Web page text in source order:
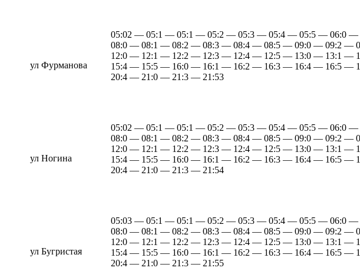
ул Фурманова
05:02 — 05:1 — 05:1 — 05:2 — 05:3 — 05:4 — 05:5 — 06:0
08:0 — 08:1 — 08:2 — 08:3 — 08:4 — 08:5 — 09:0 — 09:2
12:0 — 12:1 — 12:2 — 12:3 — 12:4 — 12:5 — 13:0 — 13:1
15:4 — 15:5 — 16:0 — 16:1 — 16:2 — 16:3 — 16:4 — 16:5
20:4 — 21:0 — 21:3 — 21:53
ул Ногина
05:02 — 05:1 — 05:1 — 05:2 — 05:3 — 05:4 — 05:5 — 06:0
08:0 — 08:1 — 08:2 — 08:3 — 08:4 — 08:5 — 09:0 — 09:2
12:0 — 12:1 — 12:2 — 12:3 — 12:4 — 12:5 — 13:0 — 13:1
15:4 — 15:5 — 16:0 — 16:1 — 16:2 — 16:3 — 16:4 — 16:5
20:4 — 21:0 — 21:3 — 21:54
ул Бугристая
05:03 — 05:1 — 05:1 — 05:2 — 05:3 — 05:4 — 05:5 — 06:0
08:0 — 08:1 — 08:2 — 08:3 — 08:4 — 08:5 — 09:0 — 09:2
12:0 — 12:1 — 12:2 — 12:3 — 12:4 — 12:5 — 13:0 — 13:1
15:4 — 15:5 — 16:0 — 16:1 — 16:2 — 16:3 — 16:4 — 16:5
20:4 — 21:0 — 21:3 — 21:55